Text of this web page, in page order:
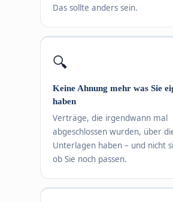
Das sollte anders sein.
🔍
Keine Ahnung mehr was Sie
haben
Verträge, die irgendwann mal
abgeschlossen wurden, über
Unterlagen haben – und nicht
ob Sie noch passen.